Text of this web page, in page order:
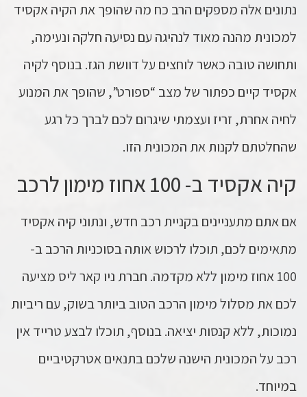
נתונים אלה מספקים הרב כח מה שהופך את הקיה אקסיד
למכונית מהנה מאוד לנהיגה עם נסיעה חלקה ונעימה,
ותחושה טובה כאשר לוחצים על דוושת הגז. בנוסף לקיה
אקסיד קיים כפתור של מצב “ספורט”, שהופך את המנוע
לחיה אחרת, זריז ועצמתי שיגרום לכם לברך כל רגע
שהחלטתם לקנות את המכונית הזו.
קיה אקסיד ב- 100 אחוז מימון לרכב
אם אתם מתעניינים בקניית רכב חדש, ונתוני קיה אקסיד
מתאימים לכם, תוכלו לרכוש אותה בסוכניות הרכב ב-
100 אחוז מימון ללא מקדמה. חברת ניו קאר ליס מציעה
לכם את מסלול מימון הרכב הטוב ביותר בשוק, עם ריביות
נמוכות, ללא קנסות יציאה. בנוסף, תוכלו לבצע טרייד אין
רכב על המכונית הישנה שלכם בתנאים אטרקטיביים
במיוחד.